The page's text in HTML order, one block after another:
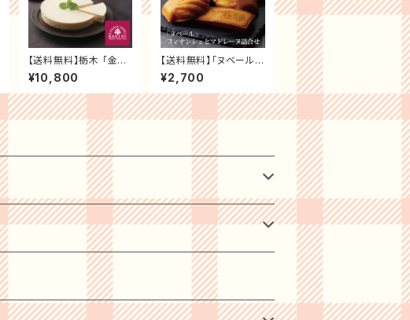
【送料無料】栃木 「金谷
ホテルベーカリー」 オリ
ジナルセット3種セット
金谷ホテルＢ グルメ ギ
フト プレゼント お祝い
内祝 お礼 贈り物 誕生
¥10,800
【送料無料】「ヌベール」
フィナンシェとマドレー
ヌ詰合せ ブライダル 贈
り物 記念日 お祝い ギ
フト プレゼント
¥2,700